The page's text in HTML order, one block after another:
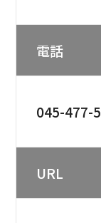
電話
045-477-
URL